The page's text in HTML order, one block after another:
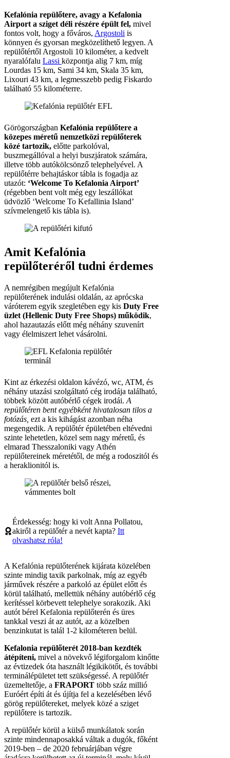
Kefalónia repülőtere, avagy a Kefalonia
Airport a sziget déli részére épült fel, mivel
fontos volt, hogy a főváros, Argostoli is
könnyen és gyorsan megközelíthető legyen. A
repülőtértől Argostoli 10 kilométer, a kedvelt
nyaralófalu Lassi központja alig 7 km, míg
Lourdas 15 km, Sami 34 km, Skala 35 km,
Lixouri 43 km, a legmesszebb pedig Fiskardo
található 55 kilométerre.
Görögországban Kefalónia repülőtere a
közepes méretű nemzetközi repülőterek
közé tartozik, előtte parkolóval,
buszmegállóval a helyi buszjáratok számára,
illetve több autókölcsönző telephelyével. A
repülőtérre behajtáskor tábla is fogadja az
utazót: ‘Welcome To Kefalonia Airport’
(régebben bent volt még egy leszállókat
üdvözlő ‘Welcome To Kefallinia Island’
szívmelengető kis tábla is).
Amit Kefalónia
repülőteréről tudni érdemes
A nemrégiben megújult Kefalónia
repülőterének indulási oldalán, az aprócska
váróterem egyik szegletében egy kis Duty Free
üzlet (Hellenic Duty Free Shops) működik,
ahol hazautazás előtt még néhány szuvenírt
vagy élelmiszert lehet vásárolni.
Kint az érkezési oldalon kávézó, wc, ATM, és
néhány utazási szolgáltató cég irodája található,
többek között autóbérlő cégek irodái. A
repülőtéren bent egyébként hivatalosan tilos a
fotózás, ezt a kis kihágást azonban néha
megengedik. A repülőtér épületében eltévedni
szinte lehetetlen, közel sem nagy méretű, és
elmarad Thesszaloniki vagy Athén
repülőtereinek méretétől, de még a rodoszitól és
a heraklionitól is.
Érdekesség: hogy ki volt Anna Pollatou,
akiről a repülőtér a nevét kapta? Itt
olvashatsz róla!
A Kefalónia repülőterének kijárata közelében
szinte mindig taxik parkolnak, míg az egyéb
járművek részére a parkoló az épület előtt és
körül található, mellettük néhány autóbérlő cég
kerítéssel körbevett telephelye sorakozik. Aki
autót bérel Kefalonia repülőterén és üres
tankkal veszi át az autót, az a közelben
benzinkutat is talál 1-2 kilométeren belül.
Kefalonia repülőterét 2018-ban kezdték
átépíteni, mivel a növekvő légiforgalom kinőtte
az évtizedek óta használt légikikötőt, és további
terminálépületet tett szükségessé. A repülőtér
üzemeltetője, a FRAPORT több száz millió
Euróért építi át és újítja fel a kezelésében lévő
görög repülőtereket, melyek közé a sziget
repülőtere is tartozik.
A repülőtér körül a külső munkálatok során
szinte mindennaposakká váltak a dugók, főként
2019-ben – de 2020 februárjában végre